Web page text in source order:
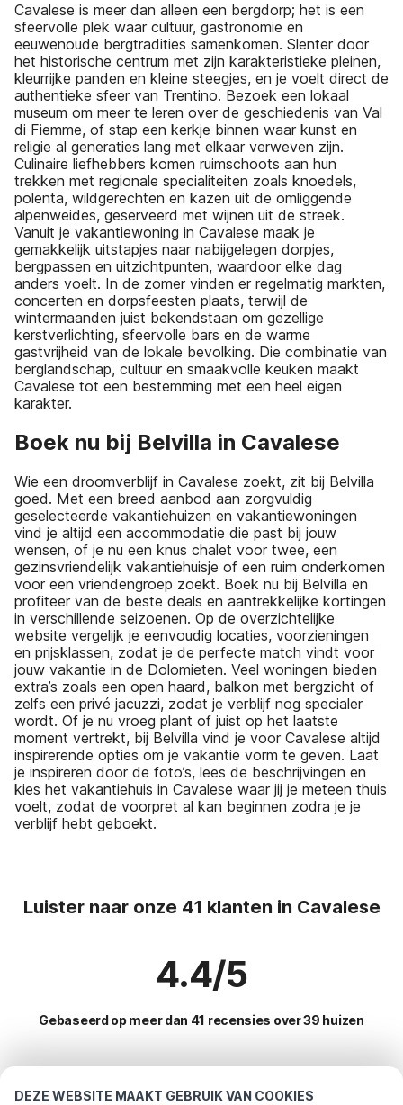
DEZE WEBSITE MAAKT GEBRUIK VAN COOKIES
Cavalese is meer dan alleen een bergdorp; het is een
sfeervolle plek waar cultuur, gastronomie en
eeuwenoude bergtradities samenkomen. Slenter door
het historische centrum met zijn karakteristieke pleinen,
kleurrijke panden en kleine steegjes, en je voelt direct de
authentieke sfeer van Trentino. Bezoek een lokaal
museum om meer te leren over de geschiedenis van Val
di Fiemme, of stap een kerkje binnen waar kunst en
religie al generaties lang met elkaar verweven zijn.
Culinaire liefhebbers komen ruimschoots aan hun
trekken met regionale specialiteiten zoals knoedels,
polenta, wildgerechten en kazen uit de omliggende
alpenweides, geserveerd met wijnen uit de streek.
Vanuit je vakantiewoning in Cavalese maak je
gemakkelijk uitstapjes naar nabijgelegen dorpjes,
bergpassen en uitzichtpunten, waardoor elke dag
anders voelt. In de zomer vinden er regelmatig markten,
concerten en dorpsfeesten plaats, terwijl de
wintermaanden juist bekendstaan om gezellige
kerstverlichting, sfeervolle bars en de warme
gastvrijheid van de lokale bevolking. Die combinatie van
berglandschap, cultuur en smaakvolle keuken maakt
Cavalese tot een bestemming met een heel eigen
karakter.
Boek nu bij Belvilla in Cavalese
Wie een droomverblijf in Cavalese zoekt, zit bij Belvilla
goed. Met een breed aanbod aan zorgvuldig
geselecteerde vakantiehuizen en vakantiewoningen
vind je altijd een accommodatie die past bij jouw
wensen, of je nu een knus chalet voor twee, een
gezinsvriendelijk vakantiehuisje of een ruim onderkomen
voor een vriendengroep zoekt. Boek nu bij Belvilla en
profiteer van de beste deals en aantrekkelijke kortingen
in verschillende seizoenen. Op de overzichtelijke
website vergelijk je eenvoudig locaties, voorzieningen
en prijsklassen, zodat je de perfecte match vindt voor
jouw vakantie in de Dolomieten. Veel woningen bieden
extra’s zoals een open haard, balkon met bergzicht of
zelfs een privé jacuzzi, zodat je verblijf nog specialer
wordt. Of je nu vroeg plant of juist op het laatste
moment vertrekt, bij Belvilla vind je voor Cavalese altijd
inspirerende opties om je vakantie vorm te geven. Laat
je inspireren door de foto’s, lees de beschrijvingen en
kies het vakantiehuis in Cavalese waar jij je meteen thuis
voelt, zodat de voorpret al kan beginnen zodra je je
verblijf hebt geboekt.
Luister naar onze 41 klanten in Cavalese
4.4/5
Gebaseerd op meer dan 41 recensies over 39 huizen
Meest populaire bestemmingen voor